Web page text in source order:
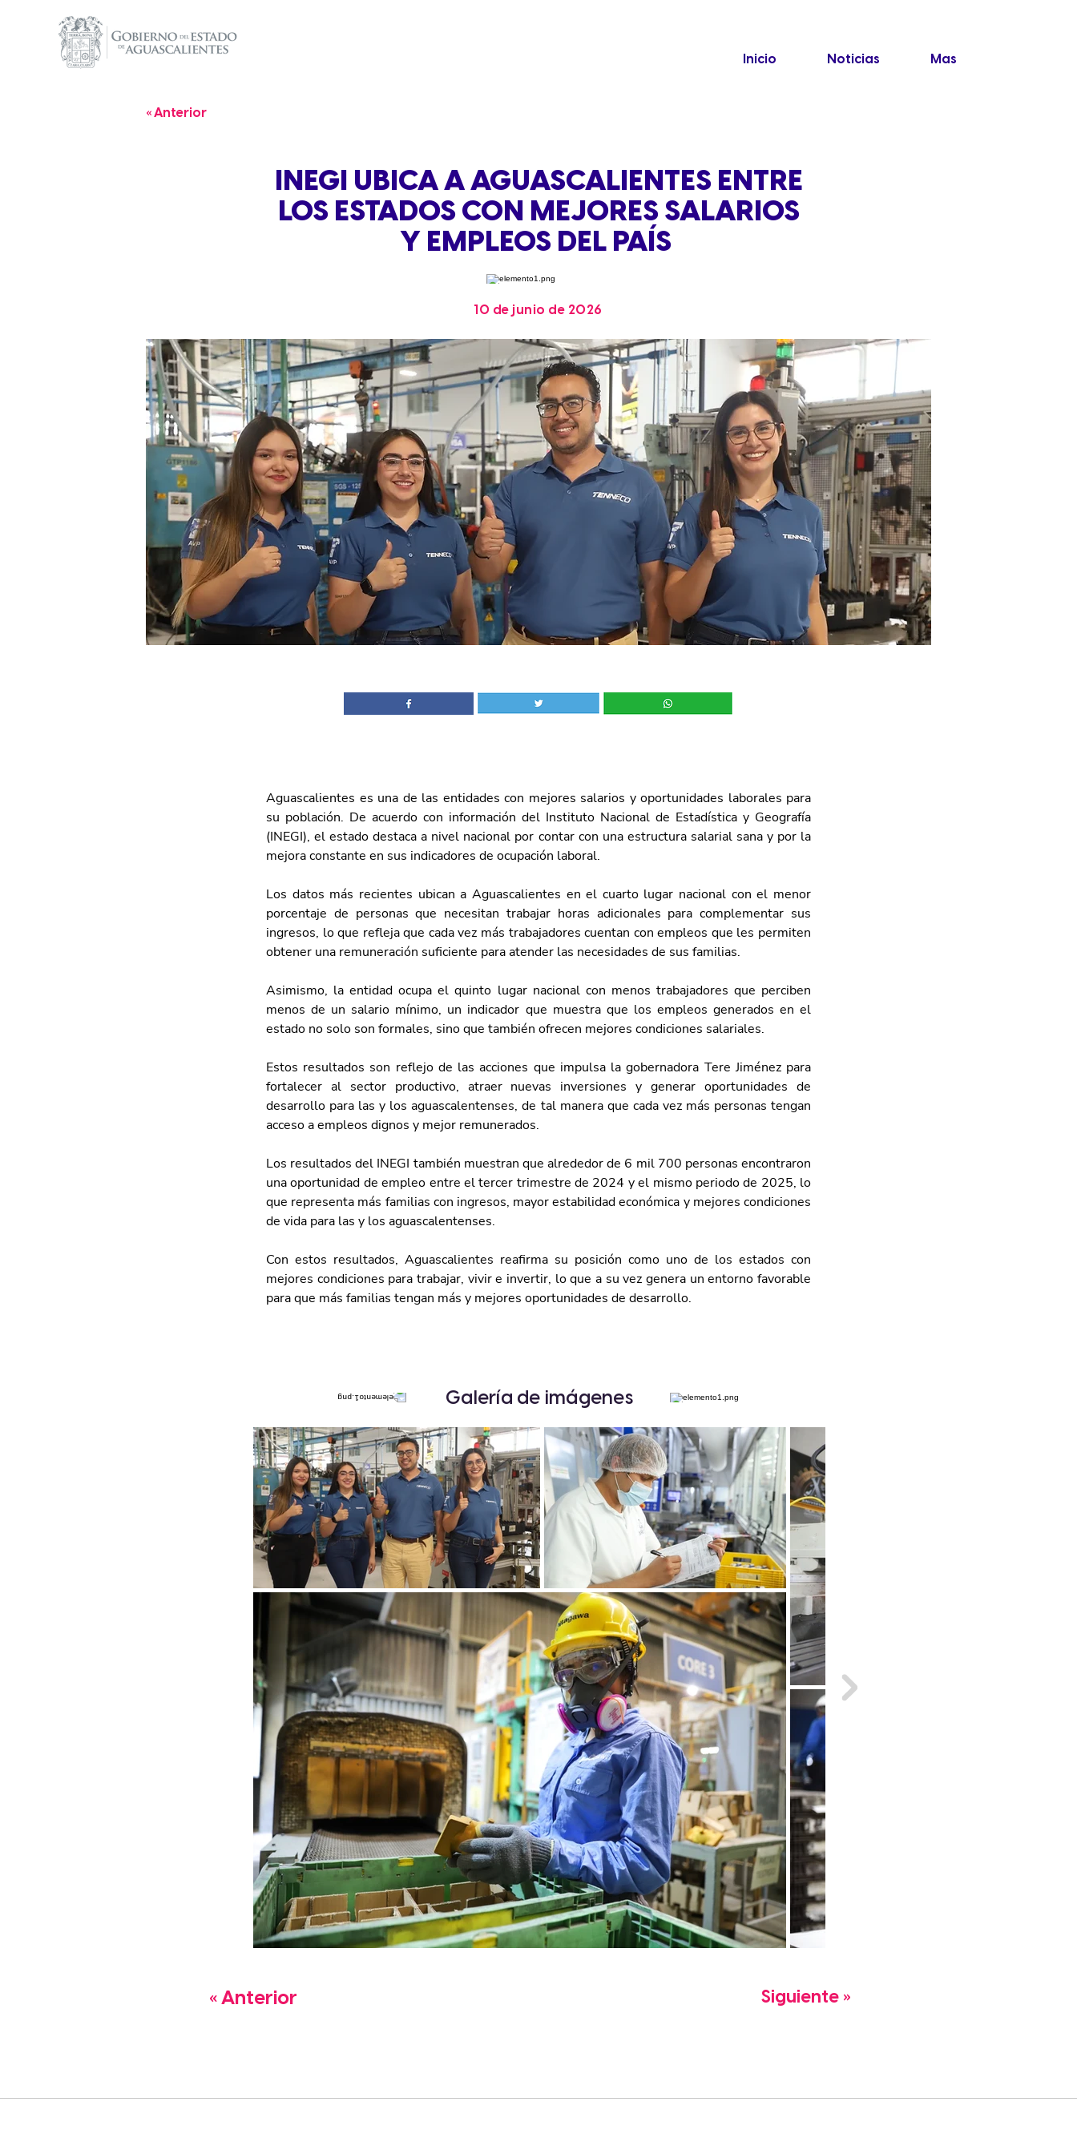
Inicio Noticias Mas
« Anterior
INEGI UBICA A AGUASCALIENTES ENTRE
LOS ESTADOS CON MEJORES SALARIOS
Y EMPLEOS DEL PAÍS
10 de junio de 2026
Aguascalientes es una de las entidades con mejores salarios y oportunidades laborales para
su población. De acuerdo con información del Instituto Nacional de Estadística y Geografía
(INEGI), el estado destaca a nivel nacional por contar con una estructura salarial sana y por la
mejora constante en sus indicadores de ocupación laboral.
Los datos más recientes ubican a Aguascalientes en el cuarto lugar nacional con el menor
porcentaje de personas que necesitan trabajar horas adicionales para complementar sus
ingresos, lo que refleja que cada vez más trabajadores cuentan con empleos que les permiten
obtener una remuneración suficiente para atender las necesidades de sus familias.
Asimismo, la entidad ocupa el quinto lugar nacional con menos trabajadores que perciben
menos de un salario mínimo, un indicador que muestra que los empleos generados en el
estado no solo son formales, sino que también ofrecen mejores condiciones salariales.
Estos resultados son reflejo de las acciones que impulsa la gobernadora Tere Jiménez para
fortalecer al sector productivo, atraer nuevas inversiones y generar oportunidades de
desarrollo para las y los aguascalentenses, de tal manera que cada vez más personas tengan
acceso a empleos dignos y mejor remunerados.
Los resultados del INEGI también muestran que alrededor de 6 mil 700 personas encontraron
una oportunidad de empleo entre el tercer trimestre de 2024 y el mismo periodo de 2025, lo
que representa más familias con ingresos, mayor estabilidad económica y mejores condiciones
de vida para las y los aguascalentenses.
Con estos resultados, Aguascalientes reafirma su posición como uno de los estados con
mejores condiciones para trabajar, vivir e invertir, lo que a su vez genera un entorno favorable
para que más familias tengan más y mejores oportunidades de desarrollo.
Galería de imágenes
« Anterior Siguiente »